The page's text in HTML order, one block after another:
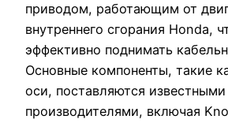
приводом, работающим от
внутреннего сгорания Honda,
эффективно поднимать
Основные компоненты, такие
оси, поставляются известными
производителями, включая